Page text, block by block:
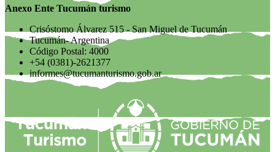
Anexo Ente Tucumán turismo
Crisóstomo Álvarez 515 - San Miguel de Tucumán
Tucumán- Argentina
Código Postal: 4000
+54 (0381)-2621377
informes@tucumanturismo.gob.ar